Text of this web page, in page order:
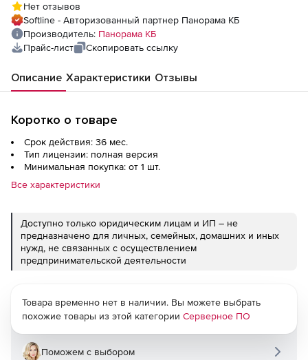
Нет отзывов
Softline - Авторизованный партнер Панорама КБ
Производитель: Панорама КБ
Прайс-лист
Скопировать ссылку
Описание Характеристики Отзывы
Коротко о товаре
Срок действия: 36 мес.
Тип лицензии: полная версия
Минимальная покупка: от 1 шт.
Все характеристики
Доступно только юридическим лицам и ИП – не
предназначено для личных, семейных, домашних и иных
нужд, не связанных с осуществлением
предпринимательской деятельности
Товара временно нет в наличии. Вы можете выбрать
похожие товары из этой категории Серверное ПО
Поможем с выбором